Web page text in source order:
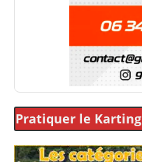
Pratiquer le Karting